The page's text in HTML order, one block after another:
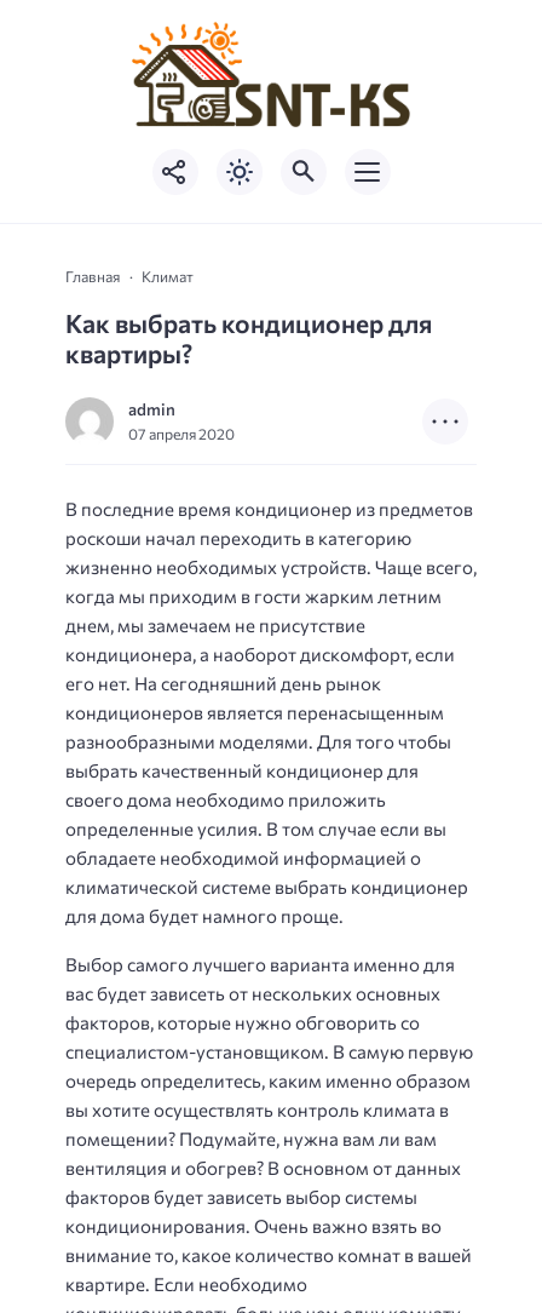
Главная Климат
Как выбрать кондиционер для
квартиры?
admin
07 апреля 2020
В последние время кондиционер из предметов
роскоши начал переходить в категорию
жизненно необходимых устройств. Чаще всего,
когда мы приходим в гости жарким летним
днем, мы замечаем не присутствие
кондиционера, а наоборот дискомфорт, если
его нет. На сегодняшний день рынок
кондиционеров является перенасыщенным
разнообразными моделями. Для того чтобы
выбрать качественный кондиционер для
своего дома необходимо приложить
определенные усилия. В том случае если вы
обладаете необходимой информацией о
климатической системе выбрать кондиционер
для дома будет намного проще.
Выбор самого лучшего варианта именно для
вас будет зависеть от нескольких основных
факторов, которые нужно обговорить со
специалистом-установщиком. В самую первую
очередь определитесь, каким именно образом
вы хотите осуществлять контроль климата в
помещении? Подумайте, нужна вам ли вам
вентиляция и обогрев? В основном от данных
факторов будет зависеть выбор системы
кондиционирования. Очень важно взять во
внимание то, какое количество комнат в вашей
квартире. Если необходимо